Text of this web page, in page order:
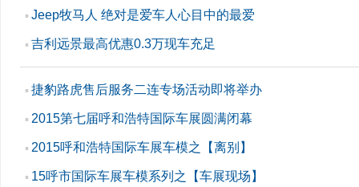
▪ Jeep牧马人 绝对是爱车人心目中的最爱
▪ 吉利远景最高优惠0.3万现车充足
▪ 捷豹路虎售后服务二连专场活动即将举办
▪ 2015第七届呼和浩特国际车展圆满闭幕
▪ 2015呼和浩特国际车展车模之【离别】
▪ 15呼市国际车展车模系列之【车展现场】